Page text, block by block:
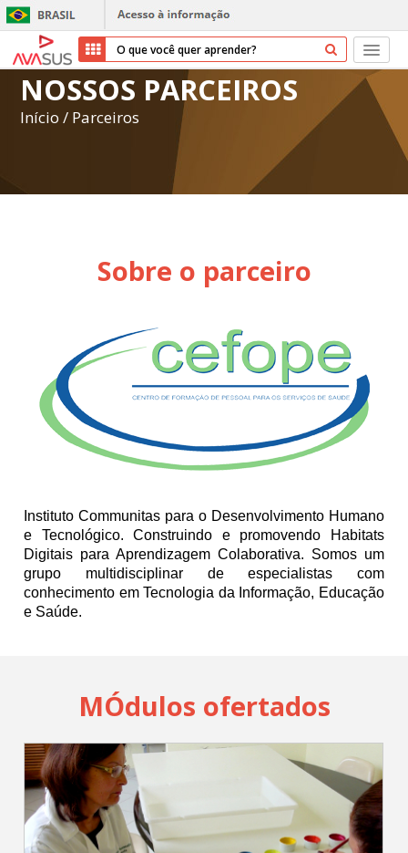
Início
Parceiros
Transparência
Ajuda
Entrar
pt_br
NOSSOS PARCEIROS
Início / Parceiros
Sobre o parceiro
Instituto Communitas para o Desenvolvimento Humano
e Tecnológico.Construindo e promovendo Habitats
Digitais para Aprendizagem Colaborativa. Somos um
grupo multidisciplinar de especialistas com
conhecimento em Tecnologia da Informação, Educação
e Saúde.
MÓdulos ofertados